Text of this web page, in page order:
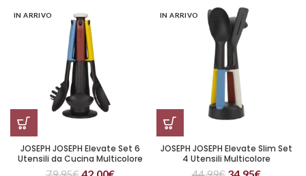
IN ARRIVO
JOSEPH JOSEPH Elevate Set 6
Utensili da Cucina Multicolore
con Supporto Conservazione
IN ARRIVO
JOSEPH JOSEPH Elevate Slim Set
4 Utensili Multicolore